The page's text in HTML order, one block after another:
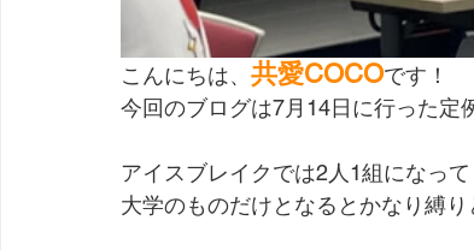
こんにちは、 共愛COCOです！
今回のブログは7月14日に行った定
アイスブレイクでは2人1組になって
大学のものだけとなるとかなり縛